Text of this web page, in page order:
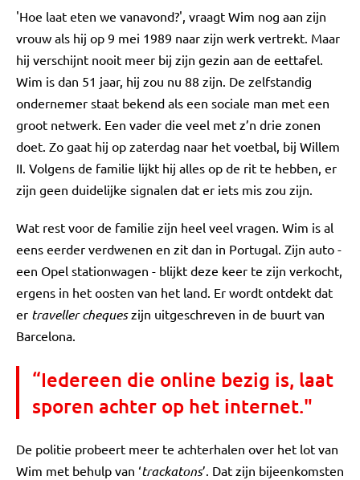
'Hoe laat eten we vanavond?', vraagt Wim nog aan zijn
vrouw als hij op 9 mei 1989 naar zijn werk vertrekt. Maar
hij verschijnt nooit meer bij zijn gezin aan de eettafel.
Wim is dan 51 jaar, hij zou nu 88 zijn. De zelfstandig
ondernemer staat bekend als een sociale man met een
groot netwerk. Een vader die veel met z’n drie zonen
doet. Zo gaat hij op zaterdag naar het voetbal, bij Willem
II. Volgens de familie lijkt hij alles op de rit te hebben, er
zijn geen duidelijke signalen dat er iets mis zou zijn.
Wat rest voor de familie zijn heel veel vragen. Wim is al
eens eerder verdwenen en zit dan in Portugal. Zijn auto -
een Opel stationwagen - blijkt deze keer te zijn verkocht,
ergens in het oosten van het land. Er wordt ontdekt dat
er traveller chequeszijn uitgeschreven in de buurt van
Barcelona.
“Iedereen die online bezig is, laat
sporen achter op het internet."
De politie probeert meer te achterhalen over het lot van
Wim met behulp van ‘trackatons’. Dat zijn bijeenkomsten